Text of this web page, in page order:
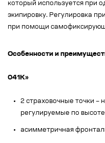
который используется при
экипировку. Регулировка
при помощи
Особенности и
041К»
2 страховочные точки –
регулируемые по высоте
асимметричная